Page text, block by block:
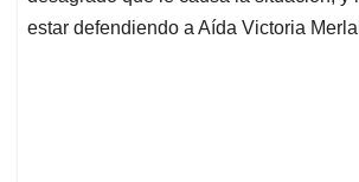
estar defendiendo a Aída Victoria